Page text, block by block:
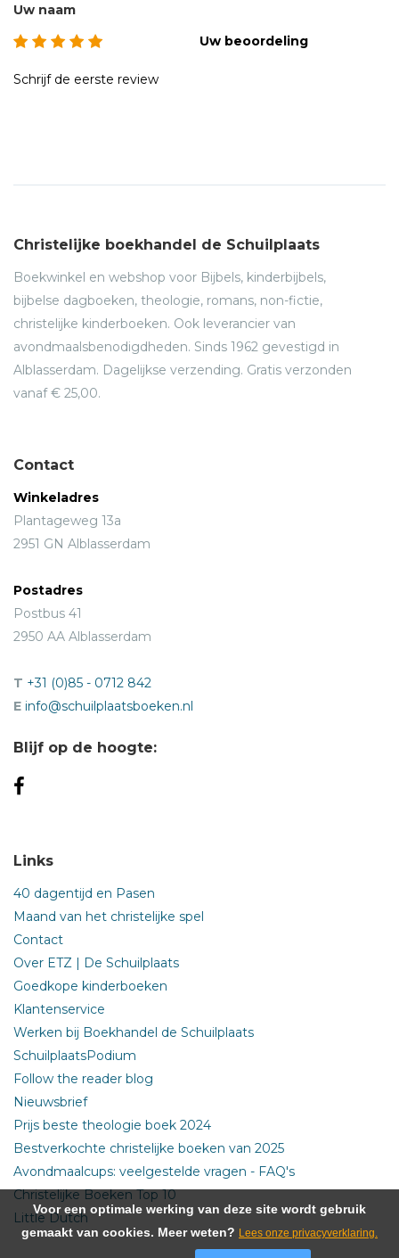
Uw naam
Uw beoordeling
Schrijf de eerste review
Christelijke boekhandel de Schuilplaats
Boekwinkel en webshop voor Bijbels, kinderbijbels,
bijbelse dagboeken, theologie, romans, non-fictie,
christelijke kinderboeken. Ook leverancier van
avondmaalsbenodigdheden. Sinds 1962 gevestigd in
Alblasserdam. Dagelijkse verzending. Gratis verzonden
vanaf € 25,00.
Contact
Winkeladres
Plantageweg 13a
2951 GN Alblasserdam
Postadres
Postbus 41
2950 AA Alblasserdam
T +31 (0)85 - 0712 842
E info@schuilplaatsboeken.nl
Blijf op de hoogte:
Links
40 dagentijd en Pasen
Maand van het christelijke spel
Contact
Over ETZ | De Schuilplaats
Goedkope kinderboeken
Klantenservice
Werken bij Boekhandel de Schuilplaats
SchuilplaatsPodium
Follow the reader blog
Nieuwsbrief
Prijs beste theologie boek 2024
Bestverkochte christelijke boeken van 2025
Avondmaalcups: veelgestelde vragen - FAQ's
Christelijke Boeken Top 10
Little Dutch
Voor een optimale werking van deze site wordt gebruik
gemaakt van cookies. Meer weten? Lees onze privacyverklaring.